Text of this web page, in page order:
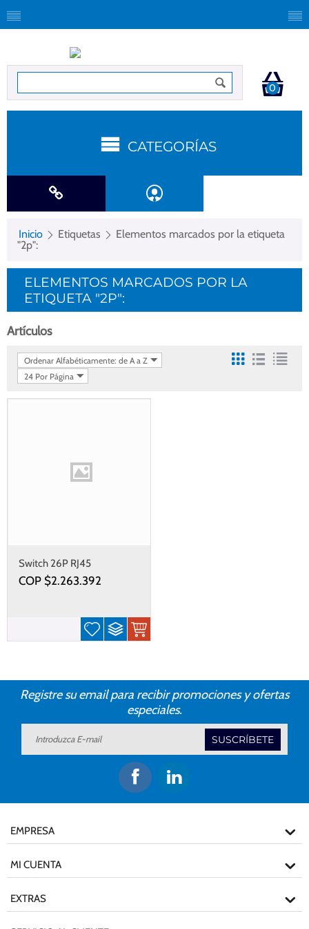
0
CATEGORÍAS
Inicio Etiquetas
Elementos marcados por la etiqueta
"2p":
ELEMENTOS MARCADOS POR LA
ETIQUETA "2P":
Artículos
Ordenar Alfabéticamente: de A a Z
24 Por Página
Switch 26P RJ45
10M/100M/1G PoE+ (PSE)
2P SFP (370W max)
COP $2.263.392
Registre su email para recibir promociones y ofertas
especiales.
SUSCRÍBETE
EMPRESA
MI CUENTA
EXTRAS